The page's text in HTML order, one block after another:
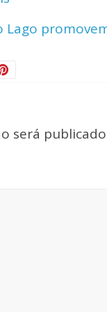
Lago
será